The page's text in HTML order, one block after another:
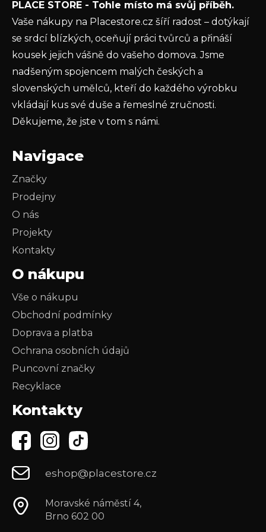
ochrany osobních údajů
PŘIHLÁSIT SE
PLACE STORE - Tohle místo má svůj příběh.
Vaše nákupy na Placestore.cz šíří radost – dotýkají
se srdcí blízkých, oceňují práci tvůrců a přináší
kousek jejich vášně do vašeho domova. Jsme
nadšeným spojencem malých českých a
slovenských umělců, kteří do každého výrobku
vkládají kus své duše a řemeslné zručnosti.
Děkujeme, že jste v tom s námi.
Navigace
Značky
Prodejny
O nás
Projekty
Kontakty
O nákupu
Vše o nákupu
Obchodní podmínky
Doprava a platba
Ochrana osobních údajů
Puncovní značky
Recyklace
Kontakty
eshop@placestore.cz
Moravské náměstí 4,
Brno 602 00